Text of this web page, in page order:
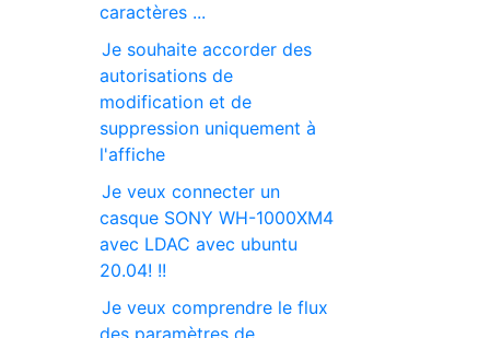
caractères ...
Je souhaite accorder des
autorisations de
modification et de
suppression uniquement à
l'affiche
Je veux connecter un
casque SONY WH-1000XM4
avec LDAC avec ubuntu
20.04! !!
Je veux comprendre le flux